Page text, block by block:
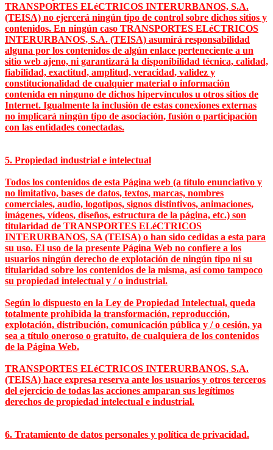
TRANSPORTES ELéCTRICOS INTERURBANOS, S.A.
(TEISA) no ejercerá ningún tipo de control sobre dichos sitios y
contenidos. En ningún caso TRANSPORTES ELéCTRICOS
INTERURBANOS, S.A. (TEISA) asumirá responsabilidad
alguna por los contenidos de algún enlace perteneciente a un
sitio web ajeno, ni garantizará la disponibilidad técnica, calidad,
fiabilidad, exactitud, amplitud, veracidad, validez y
constitucionalidad de cualquier material o información
contenida en ninguno de dichos hipervínculos u otros sitios de
Internet. Igualmente la inclusión de estas conexiones externas
no implicará ningún tipo de asociación, fusión o participación
con las entidades conectadas.
5. Propiedad industrial e intelectual
Todos los contenidos de esta Página web (a título enunciativo y
no limitativo, bases de datos, textos, marcas, nombres
comerciales, audio, logotipos, signos distintivos, animaciones,
imágenes, vídeos, diseños, estructura de la página, etc.) son
titularidad de TRANSPORTES ELéCTRICOS
INTERURBANOS, SA (TEISA) o han sido cedidas a esta para
su uso. El uso de la presente Página Web no confiere a los
usuarios ningún derecho de explotación de ningún tipo ni su
titularidad sobre los contenidos de la misma, así como tampoco
su propiedad intelectual y / o industrial.
Según lo dispuesto en la Ley de Propiedad Intelectual, queda
totalmente prohibida la transformación, reproducción,
explotación, distribución, comunicación pública y / o cesión, ya
sea a título oneroso o gratuito, de cualquiera de los contenidos
de la Página Web.
TRANSPORTES ELéCTRICOS INTERURBANOS, S.A.
(TEISA) hace expresa reserva ante los usuarios y otros terceros
del ejercicio de todas las acciones amparan sus legítimos
derechos de propiedad intelectual e industrial.
6. Tratamiento de datos personales y política de privacidad.